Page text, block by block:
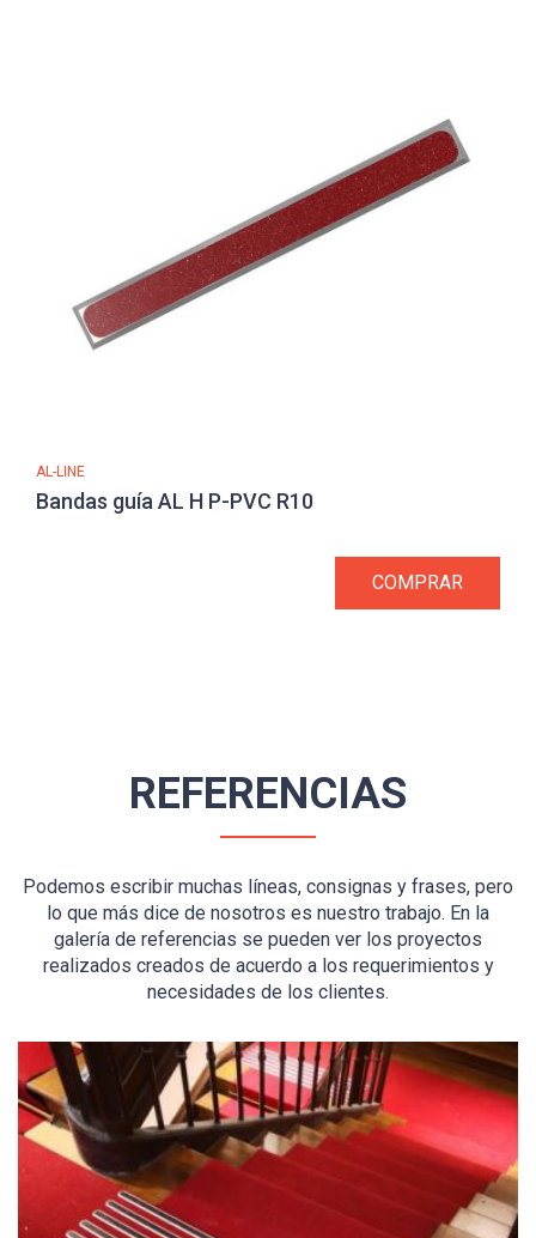
AL-LINE
Bandas guía AL H P-PVC R10
COMPRAR
REFERENCIAS
Podemos escribir muchas líneas, consignas y frases, pero
lo que más dice de nosotros es nuestro trabajo. En la
galería de referencias se pueden ver los proyectos
realizados creados de acuerdo a los requerimientos y
necesidades de los clientes.